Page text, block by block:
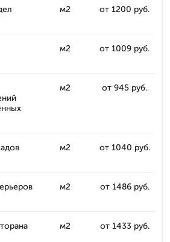
м2 от 1200 руб.
м2 от 1009 руб.
м2 от 945 руб.
м2 от 1040 руб.
м2 от 1486 руб.
м2 от 1433 руб.